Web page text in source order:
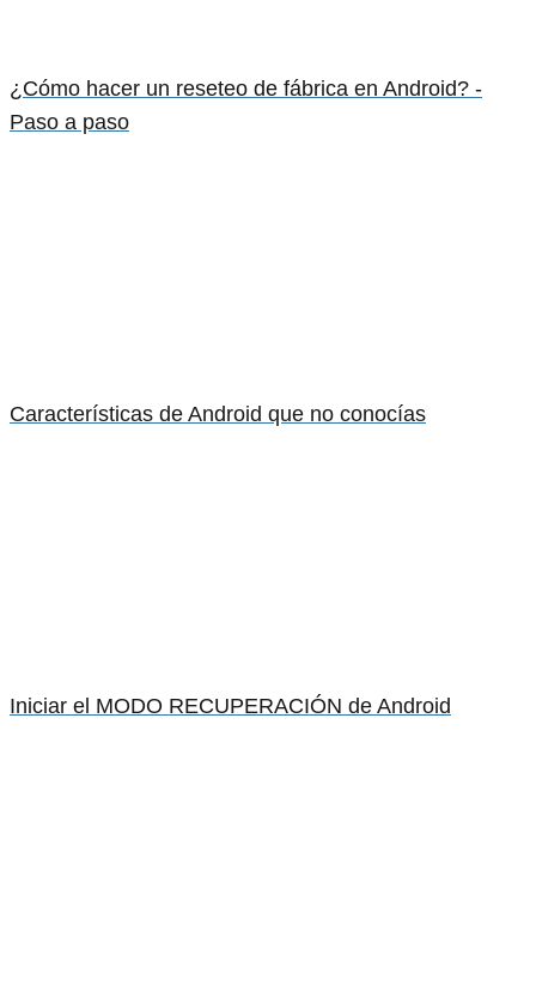
¿Cómo hacer un reseteo de fábrica en Android? -
Paso a paso
Características de Android que no conocías
Iniciar el MODO RECUPERACIÓN de Android